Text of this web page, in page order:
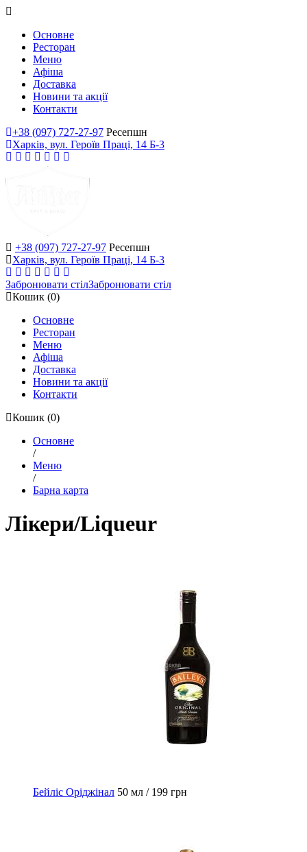
Основне
Ресторан
Меню
Афіша
Доставка
Новини та акції
Контакти
+38 (097) 727-27-97 Ресепшн
Харків, вул. Героїв Праці, 14 Б-3
+38 (097) 727-27-97 Ресепшн
Харків, вул. Героїв Праці, 14 Б-3
Забронювати стілЗабронювати стіл
Кошик (0)
Основне
Ресторан
Меню
Афіша
Доставка
Новини та акції
Контакти
Кошик (0)
Основне
/
Меню
/
Барна карта
Лікери/Liqueur
Бейліс Оріджінал 50 мл / 199 грн